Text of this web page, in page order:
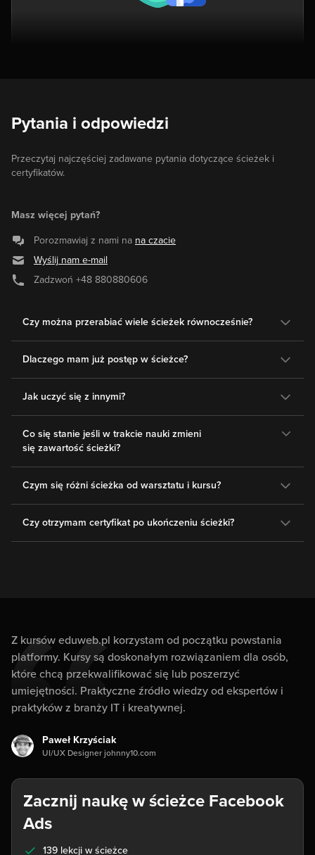
Pytania i odpowiedzi
Przeczytaj najczęściej zadawane pytania dotyczące ścieżek i
certyfikatów.
Masz więcej pytań?
Porozmawiaj z nami na na czacie
Wyślij nam e-mail
Zadzwoń +48 880880606
Czy można przerabiać wiele ścieżek równocześnie?
Dlaczego mam już postęp w ścieżce?
Jak uczyć się z innymi?
Co się stanie jeśli w trakcie nauki zmieni
się zawartość ścieżki?
Czym się różni ścieżka od warsztatu i kursu?
Czy otrzymam certyfikat po ukończeniu ścieżki?
Z kursów eduweb.pl korzystam od początku powstania
platformy. Kursy są doskonałym rozwiązaniem dla osób,
które chcą przekwalifikować się lub poszerzyć
umiejętności. Praktyczne źródło wiedzy od ekspertów i
praktyków z branży IT i kreatywnej.
Paweł Krzyściak
UI/UX Designer johnny10.com
Zacznij naukę w ścieżce Facebook
Ads
139 lekcji w ścieżce